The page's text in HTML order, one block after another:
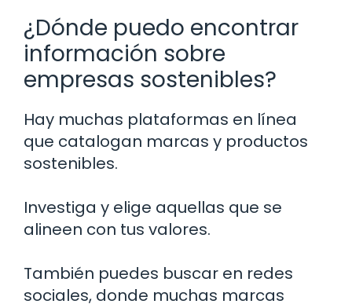
¿Dónde puedo encontrar
información sobre
empresas sostenibles?
Hay muchas plataformas en línea
que catalogan marcas y productos
sostenibles.
Investiga y elige aquellas que se
alineen con tus valores.
También puedes buscar en redes
sociales, donde muchas marcas